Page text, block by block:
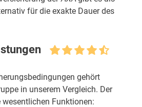
für die exakte Dauer des
gehört
in unserem Vergleich. Der
Funktionen: